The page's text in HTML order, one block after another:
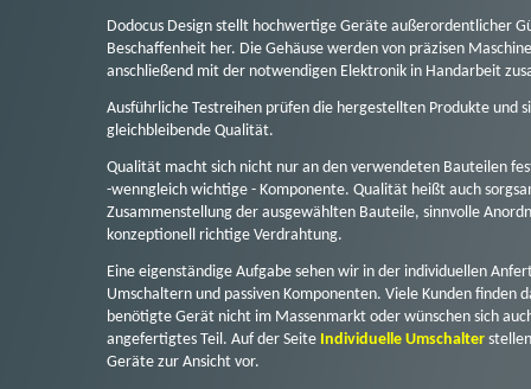
Dodocus Design stellt hochwertige Geräte außerordentlicher
Beschaffenheit her. Die Gehäuse werden von präzisen
anschließend mit der notwendigen Elektronik in Handarbeit
Ausführliche Testreihen prüfen die hergestellten Produkte und
gleichbleibende Qualität.
Qualität macht sich nicht nur an den verwendeten Bauteilen
-wenngleich wichtige - Komponente. Qualität heißt auch
Zusammenstellung der ausgewählten Bauteile, sinnvolle
konzeptionell richtige Verdrahtung.
Eine eigenständige Aufgabe sehen wir in der individuellen
Umschaltern und passiven Komponenten. Viele Kunden finden
benötigte Gerät nicht im Massenmarkt oder wünschen sich
angefertigtes Teil. Auf der Seite Individuelle Umschalter
Geräte zur Ansicht vor.